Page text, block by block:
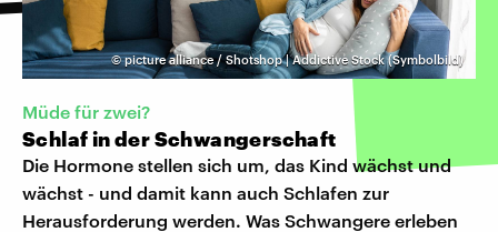
©picture alliance / Shotshop | Addictive Stock (Symbolbild)
Müde für zwei?
Schlaf in der Schwangerschaft
Die Hormone stellen sich um, das Kind wächst und
wächst - und damit kann auch Schlafen zur
Herausforderung werden. Was Schwangere erleben